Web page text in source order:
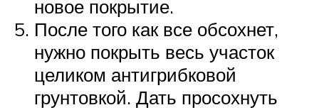
новое покрытие.
После того как все обсохнет,
нужно покрыть весь участок
целиком антигрибковой
грунтовкой. Дать просохнуть